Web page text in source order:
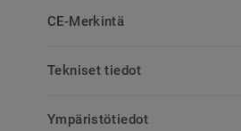
CE-Merkintä
Tekniset tiedot
Ympäristötiedot